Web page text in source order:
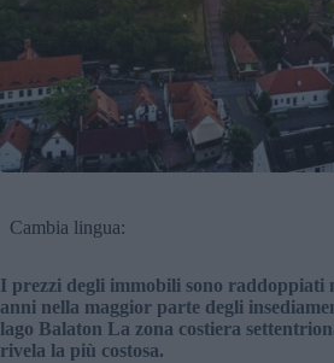
Cambia lingua:
I prezzi degli immobili sono raddoppiati
anni nella maggior parte degli
lago Balaton La zona costiera
rivela la più costosa.